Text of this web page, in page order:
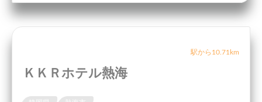
駅から10.71km
ＫＫＲホテル熱海